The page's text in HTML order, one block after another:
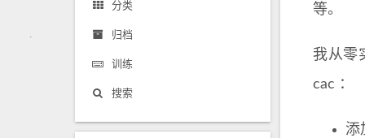
分类
归档
训练
搜索
等。
我从零
cac ：
添